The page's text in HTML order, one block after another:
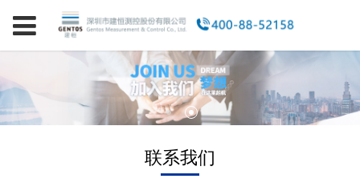
联系我们